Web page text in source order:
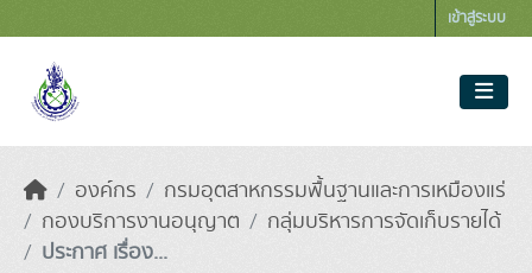
เข้าสู่ระบบ
องค์กร
กรมอุตสาหกรรมพื้นฐานและการเหมืองแร่
กองบริการงานอนุญาต
กลุ่มบริหารการจัดเก็บรายได้
ประกาศ เรื่อง...